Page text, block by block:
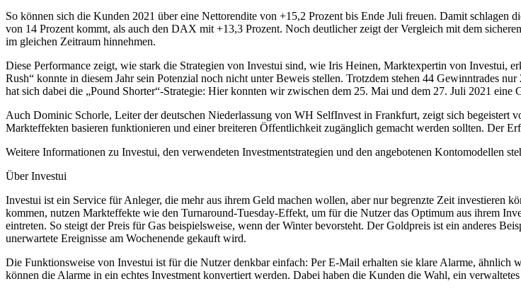
So können sich die Kunden 2021 über eine Nettorendite von +15,2 Prozent bis Ende Juli freuen. Damit schlagen
von 14 Prozent kommt, als auch den DAX mit +13,3 Prozent. Noch deutlicher zeigt der Vergleich mit dem
im gleichen Zeitraum hinnehmen.
Diese Performance zeigt, wie stark die Strategien von Investui sind, wie Iris Heinen, Marktexpertin von Investui,
Rush“ konnte in diesem Jahr sein Potenzial noch nicht unter Beweis stellen. Trotzdem stehen 44 Gewinntrades
hat sich dabei die „Pound Shorter“-Strategie: Hier konnten wir zwischen dem 25. Mai und dem 27. Juli 2021 eine
Auch Dominic Schorle, Leiter der deutschen Niederlassung von WH SelfInvest in Frankfurt, zeigt sich begeistert
Markteffekten basieren funktionieren und einer breiteren Öffentlichkeit zugänglich gemacht werden sollten. Der
Weitere Informationen zu Investui, den verwendeten Investmentstrategien und den angebotenen Kontomodellen
Über Investui
Investui ist ein Service für Anleger, die mehr aus ihrem Geld machen wollen, aber nur begrenzte Zeit investieren
kommen, nutzen Markteffekte wie den Turnaround-Tuesday-Effekt, um für die Nutzer das Optimum aus ihrem
eintreten. So steigt der Preis für Gas beispielsweise, wenn der Winter bevorsteht. Der Goldpreis ist ein anderes
unerwartete Ereignisse am Wochenende gekauft wird.
Die Funktionsweise von Investui ist für die Nutzer denkbar einfach: Per E-Mail erhalten sie klare Alarme,
können die Alarme in ein echtes Investment konvertiert werden. Dabei haben die Kunden die Wahl, ein